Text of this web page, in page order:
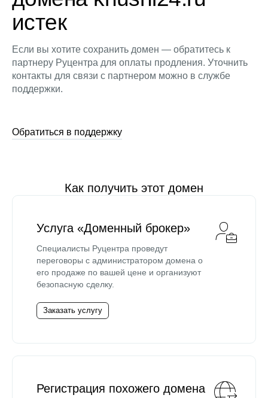
истек
Если вы хотите сохранить домен — обратитесь к
партнеру Руцентра для оплаты продления. Уточнить
контакты для связи с партнером можно в службе
поддержки.
Обратиться в поддержку
Как получить этот домен
Услуга «Доменный брокер»
Специалисты Руцентра проведут
переговоры с администратором домена о
его продаже по вашей цене и организуют
безопасную сделку.
Заказать услугу
Регистрация похожего домена